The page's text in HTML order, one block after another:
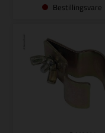
Bestillingsvare